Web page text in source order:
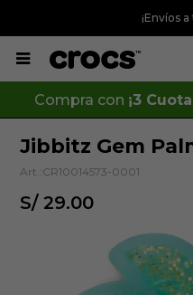
¡Envíos

Compra con ¡3
Jibbitz Gem
CR10014573-0001
S/ 29.00